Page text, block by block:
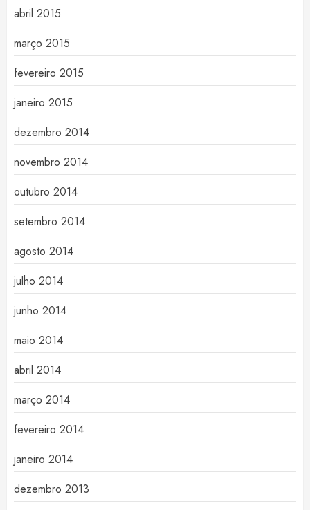
abril 2015
março 2015
fevereiro 2015
janeiro 2015
dezembro 2014
novembro 2014
outubro 2014
setembro 2014
agosto 2014
julho 2014
junho 2014
maio 2014
abril 2014
março 2014
fevereiro 2014
janeiro 2014
dezembro 2013